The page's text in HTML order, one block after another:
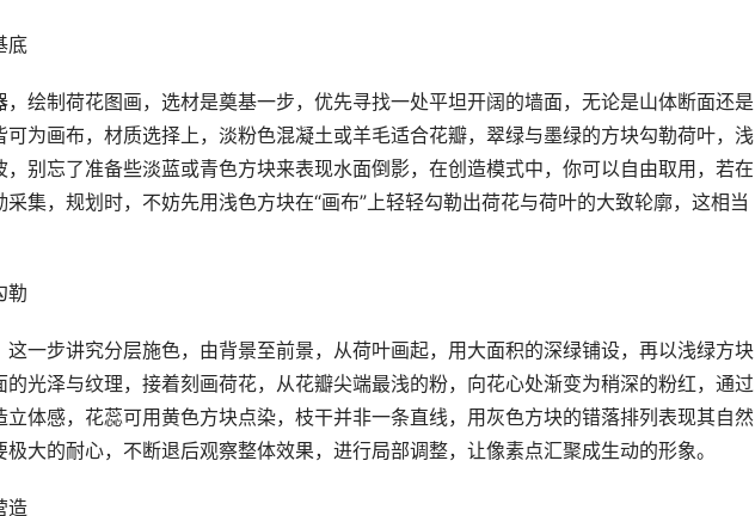
底
绘制荷花图画，选材是奠基一步，优先寻找一处平坦开阔的墙面，无论是山体断面还是
可为画布，材质选择上，淡粉色混凝土或羊毛适合花瓣，翠绿与墨绿的方块勾勒荷叶，浅
，别忘了准备些淡蓝或青色方块来表现水面倒影，在创造模式中，你可以自由取用，若在
集，规划时，不妨先用浅色方块在“画布”上轻轻勾勒出荷花与荷叶的大致轮廓，这相当
勒
一步讲究分层施色，由背景至前景，从荷叶画起，用大面积的深绿铺设，再以浅绿方块
光泽与纹理，接着刻画荷花，从花瓣尖端最浅的粉，向花心处渐变为稍深的粉红，通过
立体感，花蕊可用黄色方块点染，枝干并非一条直线，用灰色方块的错落排列表现其自然
大的耐心，不断退后观察整体效果，进行局部调整，让像素点汇聚成生动的形象。
造